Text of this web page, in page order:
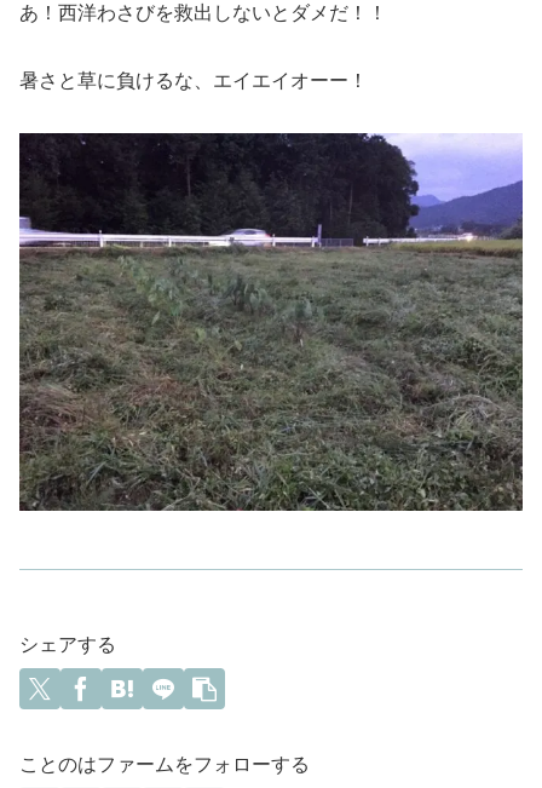
あ！西洋わさびを救出しないとダメだ！！
暑さと草に負けるな、エイエイオーー！
シェアする
ことのはファームをフォローする